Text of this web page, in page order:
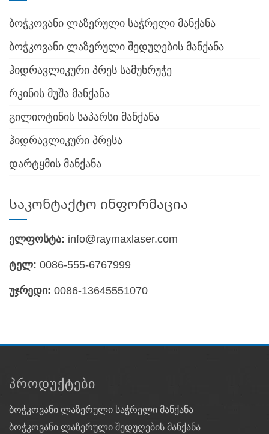
ბოჭკოვანი ლაზერული საჭრელი მანქანა
ბოჭკოვანი ლაზერული შედუღების მანქანა
ჰიდრავლიკური პრეს სამუხრუჭე
რკინის მუშა მანქანა
გილიოტინის საპარსი მანქანა
ჰიდრავლიკური პრესა
დარტყმის მანქანა
Საკონტაქტო ინფორმაცია
ელფოსტა: info@raymaxlaser.com
ტელ: 0086-555-6767999
უჯრედი: 0086-13645551070
ᲞᲠᲝᲓᲣᲥᲢᲔᲑᲘ
ბოჭკოვანი ლაზერული საჭრელი მანქანა
ბოჭკოვანი ლაზერული შედუღების მანქანა